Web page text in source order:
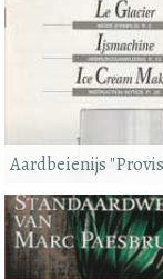
Aardbeienijs